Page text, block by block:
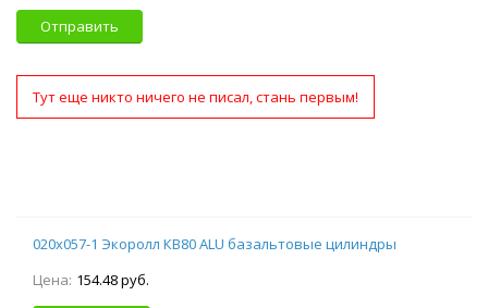
Отправить
Тут еще никто ничего не писал, стань первым!
020х057-1 Экоролл КВ80 ALU базальтовые цилиндры
Цена: 154.48 руб.